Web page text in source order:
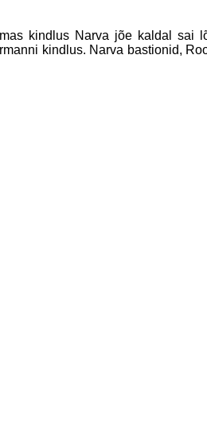
kindlus Narva jõe kaldal
kindlus. Narva bastionid,